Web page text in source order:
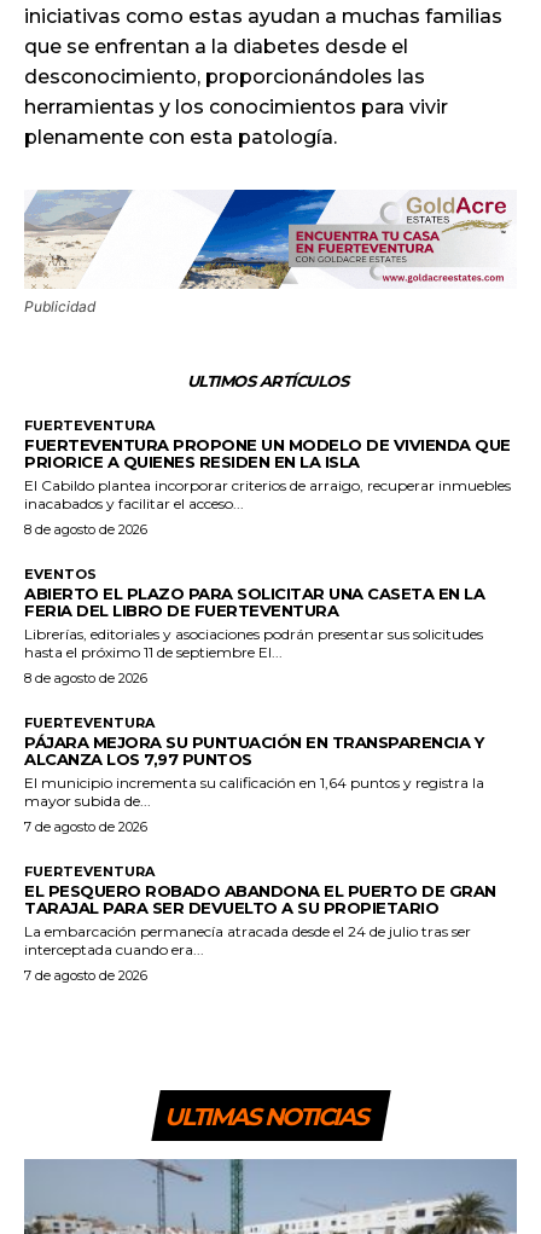
iniciativas como estas ayudan a muchas familias
que se enfrentan a la diabetes desde el
desconocimiento, proporcionándoles las
herramientas y los conocimientos para vivir
plenamente con esta patología.
Publicidad
ULTIMOS ARTÍCULOS
FUERTEVENTURA
FUERTEVENTURA PROPONE UN MODELO DE VIVIENDA QUE
PRIORICE A QUIENES RESIDEN EN LA ISLA
El Cabildo plantea incorporar criterios de arraigo, recuperar inmuebles
inacabados y facilitar el acceso...
8 de agosto de 2026
EVENTOS
ABIERTO EL PLAZO PARA SOLICITAR UNA CASETA EN LA
FERIA DEL LIBRO DE FUERTEVENTURA
Librerías, editoriales y asociaciones podrán presentar sus solicitudes
hasta el próximo 11 de septiembre El...
8 de agosto de 2026
FUERTEVENTURA
PÁJARA MEJORA SU PUNTUACIÓN EN TRANSPARENCIA Y
ALCANZA LOS 7,97 PUNTOS
El municipio incrementa su calificación en 1,64 puntos y registra la
mayor subida de...
7 de agosto de 2026
FUERTEVENTURA
EL PESQUERO ROBADO ABANDONA EL PUERTO DE GRAN
TARAJAL PARA SER DEVUELTO A SU PROPIETARIO
La embarcación permanecía atracada desde el 24 de julio tras ser
interceptada cuando era...
7 de agosto de 2026
ULTIMAS NOTICIAS